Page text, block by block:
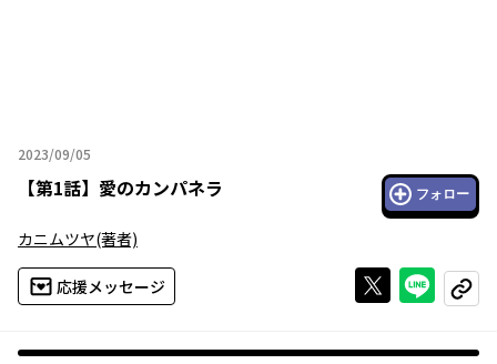
2023/09/05
2023年09月05日
【第1話】 愛のカンパネラ フォロー
カニムツヤ(著者)
応援メッセージ Xで投稿する
ライン
コピー